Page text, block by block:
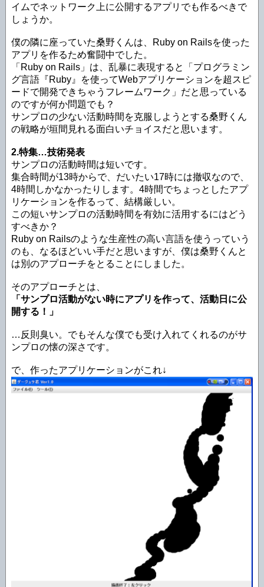
イムでネットワーク上に公開するアプリでも作るべきで
しょうか。
僕の隣に座っていた桑野くんは、Ruby on Railsを使った
アプリを作るため奮闘中でした。
「Ruby on Rails」は、乱暴に表現すると「プログラミン
グ言語『Ruby』を使ってWebアプリケーションを超スピ
ードで開発できちゃうフレームワーク」だと思っている
のですが何か問題でも？
サンプロの少ない活動時間を克服しようとする桑野くん
の戦略が垣間見れる面白いチョイスだと思います。
2.特集…技術発表
サンプロの活動時間は短いです。
集合時間が13時からで、だいたい17時には撤収なので、
4時間しかなかったりします。4時間でちょっとしたアプ
リケーションを作るって、結構厳しい。
この短いサンプロの活動時間を有効に活用するにはどう
すべきか？
Ruby on Railsのような生産性の高い言語を使うっていう
のも、なるほどいい手だと思いますが、僕は桑野くんと
は別のアプローチをとることにしました。
そのアプローチとは、
「サンプロ活動がない時にアプリを作って、活動日に公
開する！」
…反則臭い。でもそんな僕でも受け入れてくれるのがサ
ンプロの懐の深さです。
で、作ったアプリケーションがこれ↓